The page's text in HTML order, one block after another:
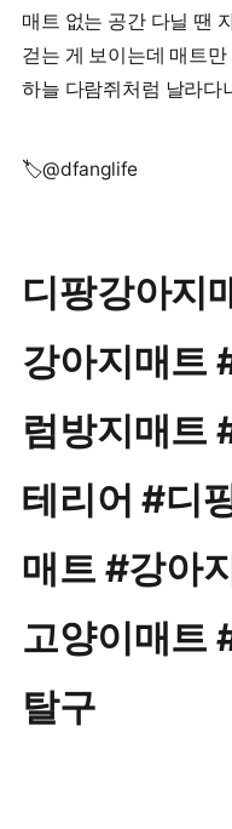
매트 없는 공간 다닐 땐
걷는 게 보이는데 매트만
하늘 다람쥐처럼 날라다
🏷@dfanglife
디팡강아지
강아지매트
럼방지매트
테리어 #디
매트 #강아
고양이매트
탈구